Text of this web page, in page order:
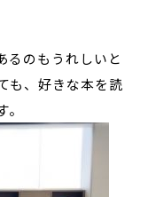
るのもうれしいと
も、好きな本を読